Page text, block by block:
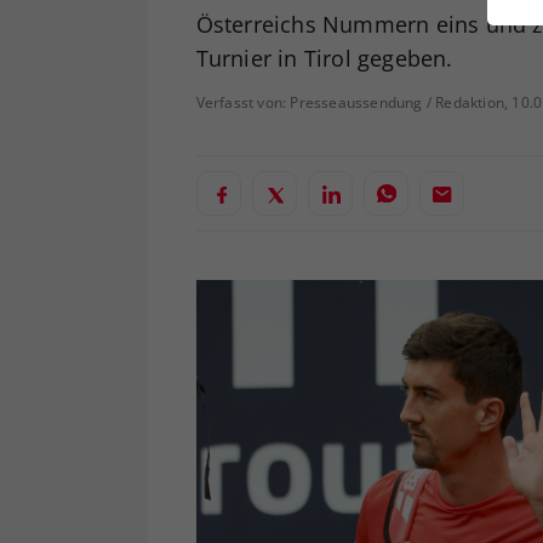
Österreichs Nummern eins und
Turnier in Tirol gegeben.
Verfasst von: Presseaussendung / Redaktion,